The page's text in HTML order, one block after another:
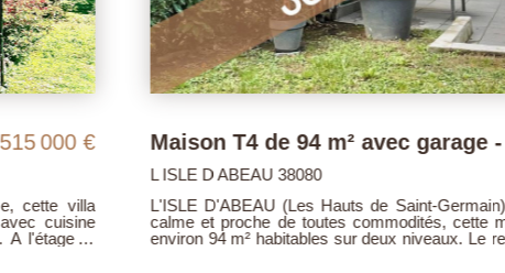
Maison T4 de 94 m² avec garage - L'ISLE D'ABEAU
L ISLE D ABEAU 38080
L'ISLE D'ABEAU (Les Hauts de Saint-Germain) - Dans un
calme et proche de toutes commodités, cette maison de
environ 94 m² habitables sur deux niveaux. Le rez-de-